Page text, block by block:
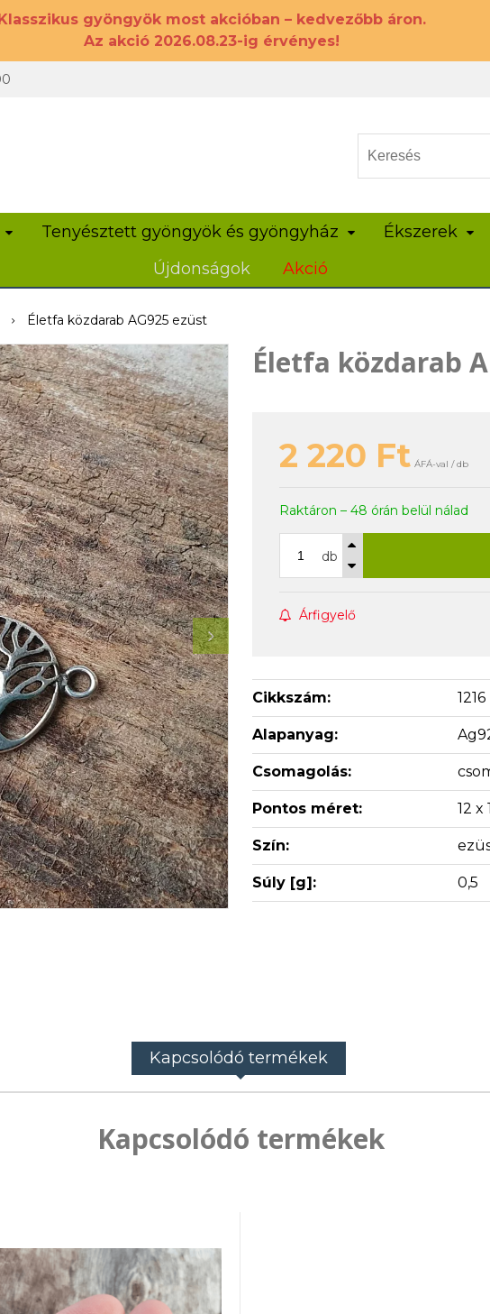
gyöngyök most akcióban – kedvezőbb áron.
Az akció 2026.08.23-ig érvényes!
Tenyésztett gyöngyök és gyöngyház Ékszerek
Újdonságok
Akció
Életfa közdarab AG925 ezüst
Életfa közdarab
2 220 Ft ÁFÁ-val / db
Raktáron – 48 órán belül nálad
db
Árfigyelő
Cikkszám: 1216
Alapanyag:
Csomagolás:
Pontos méret: 12 x
Szín:
Súly [g]: 0,5
Kapcsolódó termékek
Kapcsolódó termékek